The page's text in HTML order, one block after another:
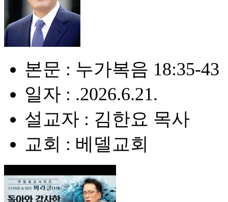
본문 : 누가복음 18:35-43
일자 : .2026.6.21.
설교자 : 김한요 목사
교회 : 베델교회